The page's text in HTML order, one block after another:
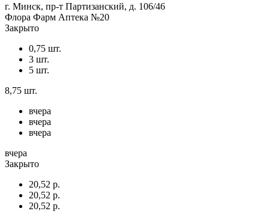
г. Минск, пр-т Партизанский, д. 106/46
Флора Фарм Аптека №20
Закрыто
0,75 шт.
3 шт.
5 шт.
8,75 шт.
вчера
вчера
вчера
вчера
Закрыто
20,52 р.
20,52 р.
20,52 р.